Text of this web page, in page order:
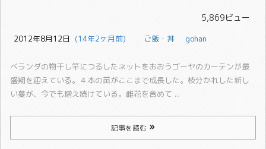
5,869ビュー
2012年8月12日
  (14年2ヶ月前)
ご飯・丼 gohan
ベランダの物干し竿につるしたネットをおおうゴーヤのカーテンが最
盛期を迎えている。 ４本の苗がここまで成長した。枝分かれした新し
い蔓が、今でも増え続けている。 雌花を含めて ...
記事を読む